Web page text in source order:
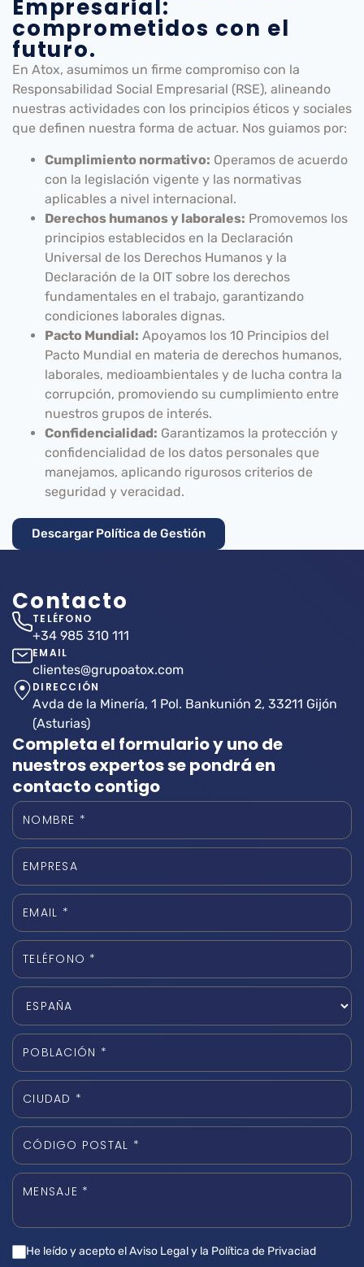
Empresarial:
comprometidos con el
futuro.
En Atox, asumimos un firme compromiso con la
Responsabilidad Social Empresarial (RSE), alineando
nuestras actividades con los principios éticos y sociales
que definen nuestra forma de actuar. Nos guiamos por:
Cumplimiento normativo: Operamos de acuerdo
con la legislación vigente y las normativas
aplicables a nivel internacional.
Derechos humanos y laborales: Promovemos los
principios establecidos en la Declaración
Universal de los Derechos Humanos y la
Declaración de la OIT sobre los derechos
fundamentales en el trabajo, garantizando
condiciones laborales dignas.
Pacto Mundial: Apoyamos los 10 Principios del
Pacto Mundial en materia de derechos humanos,
laborales, medioambientales y de lucha contra la
corrupción, promoviendo su cumplimiento entre
nuestros grupos de interés.
Confidencialidad: Garantizamos la protección y
confidencialidad de los datos personales que
manejamos, aplicando rigurosos criterios de
seguridad y veracidad.
Descargar Política de Gestión
Contacto
TELÉFONO
+34 985 310 111
EMAIL
clientes@grupoatox.com
DIRECCIÓN
Avda de la Minería, 1 Pol. Bankunión 2, 33211 Gijón
(Asturias)
Completa el formulario y uno de
nuestros expertos se pondrá en
contacto contigo
He leído y acepto el Aviso Legal y la Política de Privaciad